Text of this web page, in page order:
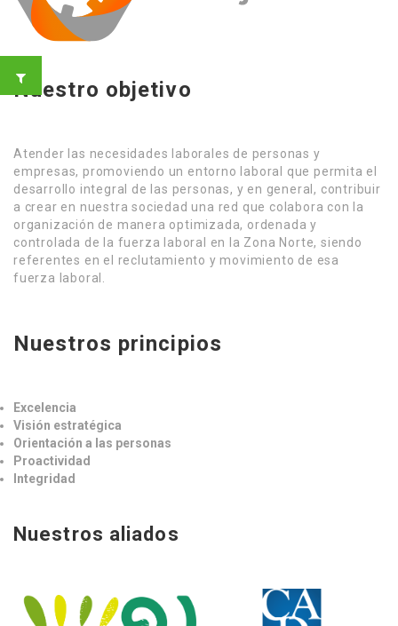
Nuestro objetivo
Atender las necesidades laborales de personas y
empresas, promoviendo un entorno laboral que permita el
desarrollo integral de las personas, y en general, contribuir
a crear en nuestra sociedad una red que colabora con la
organización de manera optimizada, ordenada y
controlada de la fuerza laboral en la Zona Norte, siendo
referentes en el reclutamiento y movimiento de esa
fuerza laboral.
Nuestros principios
Excelencia
Visión estratégica
Orientación a las personas
Proactividad
Integridad
Nuestros aliados